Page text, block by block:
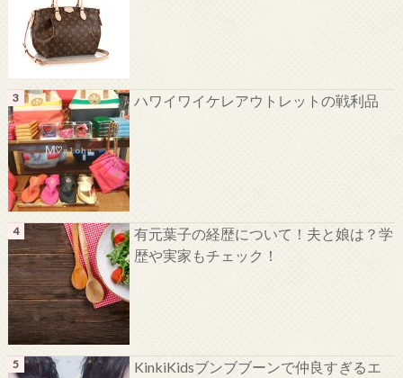
ハワイワイケレアウトレットの戦利品
有元葉子の経歴について！夫と娘は？学
歴や実家もチェック！
KinkiKidsブンブブーンで仲良すぎるエ